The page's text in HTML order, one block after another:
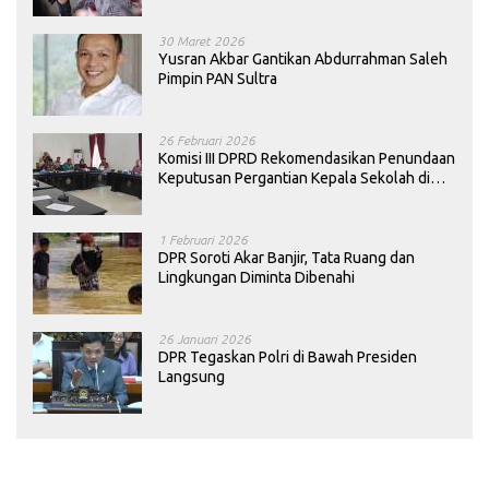
30 Maret 2026
Yusran Akbar Gantikan Abdurrahman Saleh
Pimpin PAN Sultra
26 Februari 2026
Komisi III DPRD Rekomendasikan Penundaan
Keputusan Pergantian Kepala Sekolah di
1 Februari 2026
DPR Soroti Akar Banjir, Tata Ruang dan
Lingkungan Diminta Dibenahi
26 Januari 2026
DPR Tegaskan Polri di Bawah Presiden
Langsung